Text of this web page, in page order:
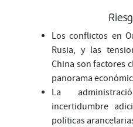
Los conflictos en
Rusia, y las
China son factores
panorama
La
incertidumbre
políticas